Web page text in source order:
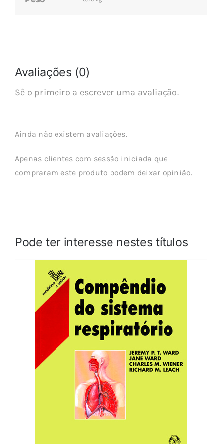
Avaliações (0)
Sê o primeiro a escrever uma avaliação.
Ainda não existem avaliações.
Apenas clientes com sessão iniciada que
compraram este produto podem deixar opinião.
Pode ter interesse nestes títulos